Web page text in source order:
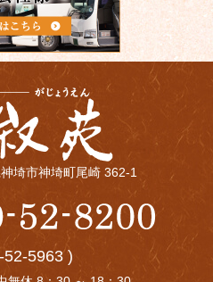
埼市神埼町尾崎 362-1
52-5963 )